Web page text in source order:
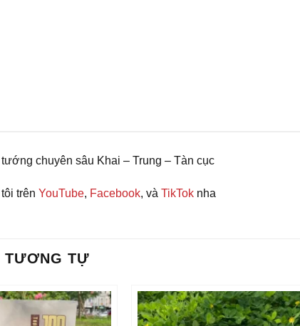
chuyên sâu Khai – Trung – Tàn cục
trên YouTube, Facebook, và TikTok nha
TƯƠNG TỰ